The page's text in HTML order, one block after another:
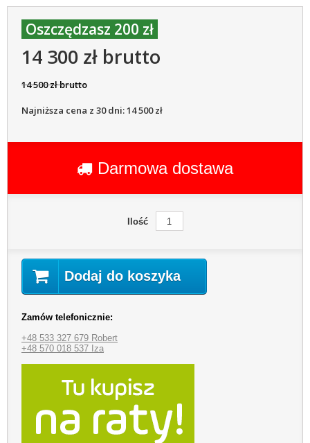
Oszczędzasz 200 zł
14 300 zł brutto
14 500 zł brutto
Najniższa cena z 30 dni: 14 500 zł
Darmowa dostawa
Ilość
Dodaj do koszyka
Zamów telefonicznie:
+48 533 327 679 Robert
+48 570 018 537 Iza